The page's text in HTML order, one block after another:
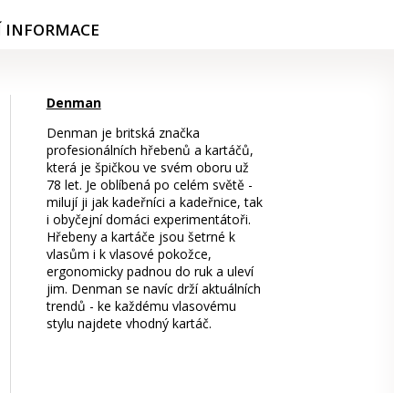
INFORMACE
Denman
Denman je britská značka
profesionálních hřebenů a kartáčů,
která je špičkou ve svém oboru už
78 let. Je oblíbená po celém světě -
milují ji jak kadeřníci a kadeřnice, tak
i obyčejní domáci experimentátoři.
Hřebeny a kartáče jsou šetrné k
vlasům i k vlasové pokožce,
ergonomicky padnou do ruk a uleví
jim. Denman se navíc drží aktuálních
trendů - ke každému vlasovému
stylu najdete vhodný kartáč.